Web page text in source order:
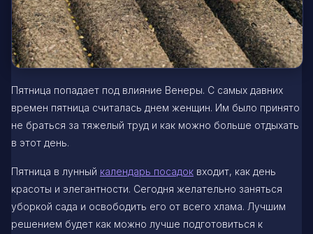
Пятница попадает под влияние Венеры. С самых давних
времен пятница считалась днем женщин. Им было принято
не браться за тяжелый труд и как можно больше отдыхать
в этот день.
Пятница в лунный календарь посадок входит, как день
красоты и элегантности. Сегодня желательно заняться
уборкой сада и освободить его от всего хлама. Лучшим
решением будет как можно лучше подготовиться к